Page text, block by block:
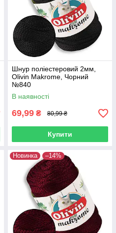
Шнур поліестеровий 2мм,
Olivin Makrome, Чорний
№840
В наявності
69,99 ₴ 80,99 ₴
Купити
Новинка –14%